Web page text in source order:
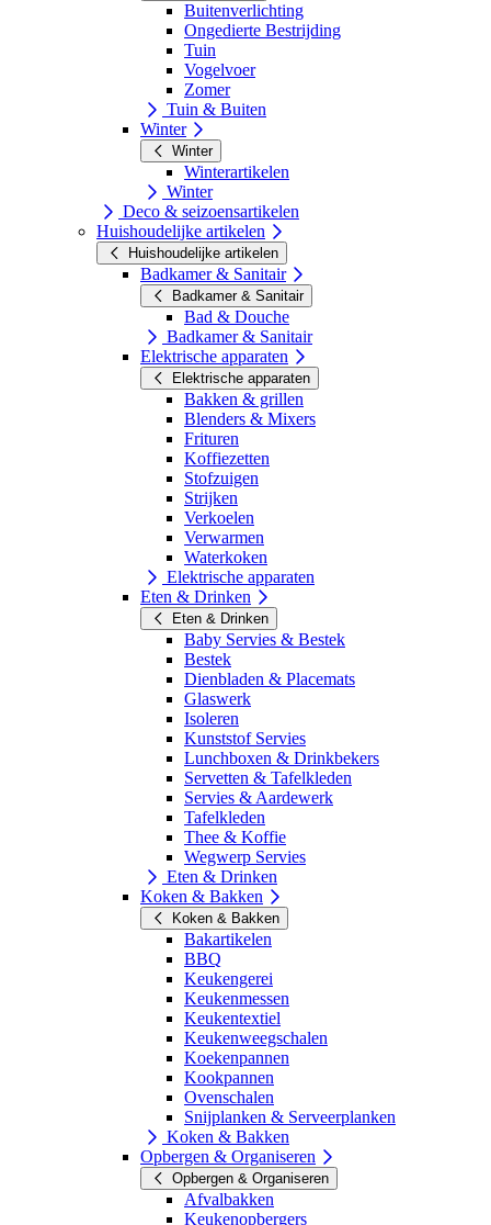
Buitenverlichting
Ongedierte Bestrijding
Tuin
Vogelvoer
Zomer
Tuin & Buiten
Winter
Winter
Winterartikelen
Winter
Deco & seizoensartikelen
Huishoudelijke artikelen
Huishoudelijke artikelen
Badkamer & Sanitair
Badkamer & Sanitair
Bad & Douche
Badkamer & Sanitair
Elektrische apparaten
Elektrische apparaten
Bakken & grillen
Blenders & Mixers
Frituren
Koffiezetten
Stofzuigen
Strijken
Verkoelen
Verwarmen
Waterkoken
Elektrische apparaten
Eten & Drinken
Eten & Drinken
Baby Servies & Bestek
Bestek
Dienbladen & Placemats
Glaswerk
Isoleren
Kunststof Servies
Lunchboxen & Drinkbekers
Servetten & Tafelkleden
Servies & Aardewerk
Tafelkleden
Thee & Koffie
Wegwerp Servies
Eten & Drinken
Koken & Bakken
Koken & Bakken
Bakartikelen
BBQ
Keukengerei
Keukenmessen
Keukentextiel
Keukenweegschalen
Koekenpannen
Kookpannen
Ovenschalen
Snijplanken & Serveerplanken
Koken & Bakken
Opbergen & Organiseren
Opbergen & Organiseren
Afvalbakken
Keukenopbergers